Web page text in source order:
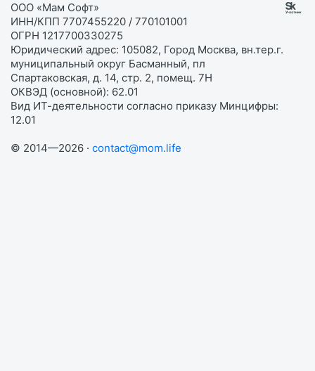
ООО «Мам Софт»
ИНН/КПП 7707455220 / 770101001
ОГРН 1217700330275
Юридический адрес: 105082, Город Москва, вн.тер.г.
муниципальный округ Басманный, пл
Спартаковская, д. 14, стр. 2, помещ. 7Н
ОКВЭД (основной): 62.01
Вид ИТ-деятельности согласно приказу Минцифры:
12.01
© 2014—2026 · contact@mom.life